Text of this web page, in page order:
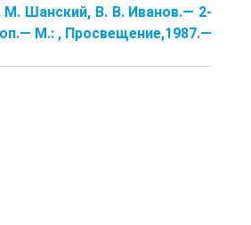
М. Шанский, В. В. Иванов.— 2-
М.: , Просвещение,1987.—